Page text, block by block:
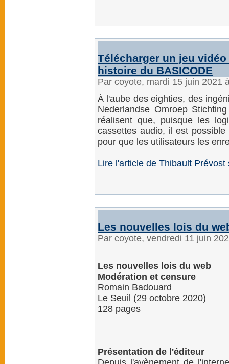
Télécharger un jeu
histoire du BASICODE
Par coyote, mardi 15 juin 2021
À l'aube des eighties, des
Nederlandse Omroep
réalisent que, puisque les
cassettes audio, il est
pour que les utilisateurs les
Lire l'article de Thibault Prévost
Les nouvelles lois du
Par coyote, vendredi 11 juin
Les nouvelles lois du web
Modération et censure
Romain Badouard
Le Seuil (29 octobre 2020)
128 pages
Présentation de l'éditeur